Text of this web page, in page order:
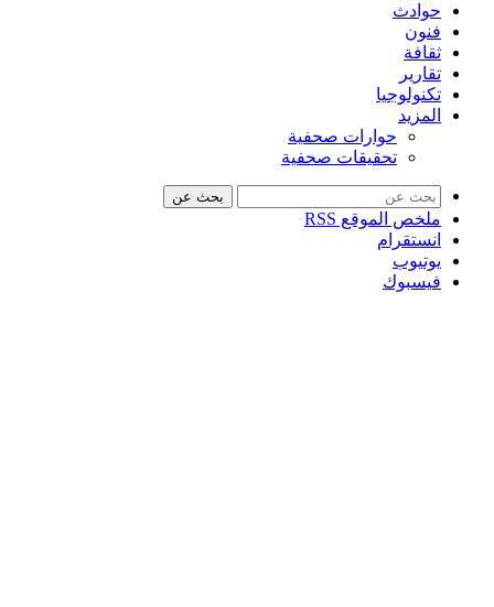
حوادث
فنون
ثقافة
تقارير
تكنولوجيا
المزيد
حوارات صحفية
تحقيقات صحفية
بحث عن
ملخص الموقع RSS
انستقرام
يوتيوب
فيسبوك